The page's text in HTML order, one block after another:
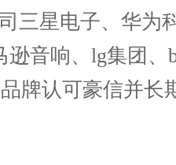
三星电子、华为
逊音响、lg集团、
牌认可豪信并长